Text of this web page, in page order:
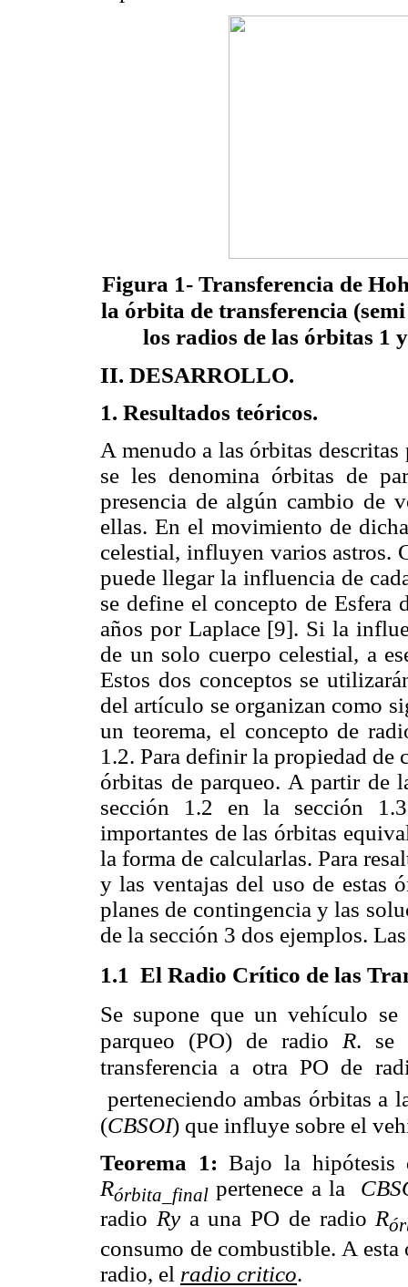
Figura 1- Transferencia de
la órbita de transferencia
los radios de las órbitas 1
II. DESARROLLO.
1. Resultados teóricos.
A menudo a las órbitas
se les denomina órbitas de
presencia de algún cambio de
ellas. En el movimiento de
celestial, influyen varios astros.
puede llegar la influencia de
se define el concepto de Esfera
años por Laplace [9]. Si la
de un solo cuerpo celestial, a
Estos dos conceptos se
del artículo se organizan como
un teorema, el concepto de
1.2. Para definir la propiedad de
órbitas de parqueo. A partir de
sección 1.2 en la sección
importantes de las órbitas
la forma de calcularlas. Para
y las ventajas del uso de estas
planes de contingencia y las
de la sección 3 dos ejemplos.
1.1 El Radio Crítico de las
Se supone que un vehículo
parqueo (PO) de radio R. se
transferencia a otra PO de
perteneciendo ambas órbitas
(CBSOI) que influye sobre el
Teorema 1:Bajo la
Rórbita_final pertenece a la
radio Rya una PO de radio R
consumo de combustible. A
radio, el radio critico.